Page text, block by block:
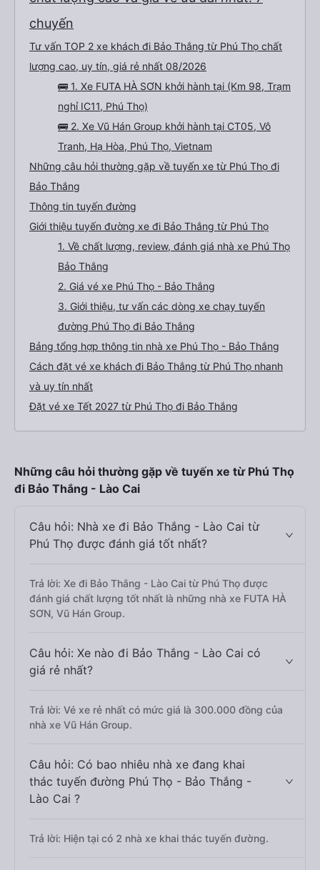
chuyến
Tư vấn TOP 2 xe khách đi Bảo Thắng từ Phú Thọ chất
lượng cao, uy tín, giá rẻ nhất 08/2026
🚌 1. Xe FUTA HÀ SƠN khởi hành tại (Km 98, Trạm
nghỉ IC11, Phú Thọ)
🚌 2. Xe Vũ Hán Group khởi hành tại CT05, Vô
Tranh, Hạ Hòa, Phú Thọ, Vietnam
Những câu hỏi thường gặp về tuyến xe từ Phú Thọ đi
Bảo Thắng
Thông tin tuyến đường
Giới thiệu tuyến đường xe đi Bảo Thắng từ Phú Thọ
1. Về chất lượng, review, đánh giá nhà xe Phú Thọ
Bảo Thắng
2. Giá vé xe Phú Thọ - Bảo Thắng
3. Giới thiệu, tư vấn các dòng xe chạy tuyến
đường Phú Thọ đi Bảo Thắng
Bảng tổng hợp thông tin nhà xe Phú Thọ - Bảo Thắng
Cách đặt vé xe khách đi Bảo Thắng từ Phú Thọ nhanh
và uy tín nhất
Đặt vé xe Tết 2027 từ Phú Thọ đi Bảo Thắng
Những câu hỏi thường gặp về tuyến xe từ Phú Thọ
đi Bảo Thắng - Lào Cai
Câu hỏi: Nhà xe đi Bảo Thắng - Lào Cai từ
Phú Thọ được đánh giá tốt nhất?
Trả lời: Xe đi Bảo Thắng - Lào Cai từ Phú Thọ được
đánh giá chất lượng tốt nhất là những nhà xe FUTA HÀ
SƠN, Vũ Hán Group.
Câu hỏi: Xe nào đi Bảo Thắng - Lào Cai có
giá rẻ nhất?
Trả lời: Vé xe rẻ nhất có mức giá là 300.000 đồng của
nhà xe Vũ Hán Group.
Câu hỏi: Có bao nhiêu nhà xe đang khai
thác tuyến đường Phú Thọ - Bảo Thắng -
Lào Cai ?
Trả lời: Hiện tại có 2 nhà xe khai thác tuyến đường.